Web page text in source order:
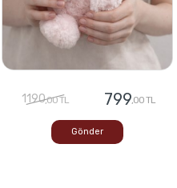
1190,00 TL 799,00 TL
Gönder